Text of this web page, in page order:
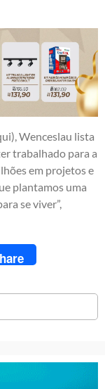
), Wenceslau lista
trabalhado para a
em projetos e
plantamos uma
se viver”,